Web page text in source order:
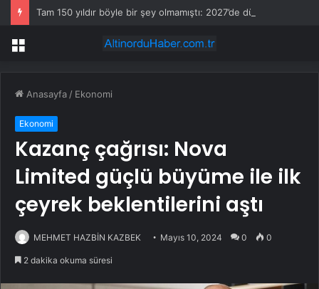
Menü
Anasayfa / Ekonomi
Ekonomi
Kazanç çağrısı: Nova
Limited güçlü büyüme ile ilk
çeyrek beklentilerini aştı
MEHMET HAZBİN KAZBEK Mayıs 10, 2024 0 0
2 dakika okuma süresi